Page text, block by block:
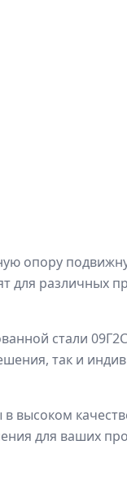
опору
различных
стали
так и
высоком
для ваших